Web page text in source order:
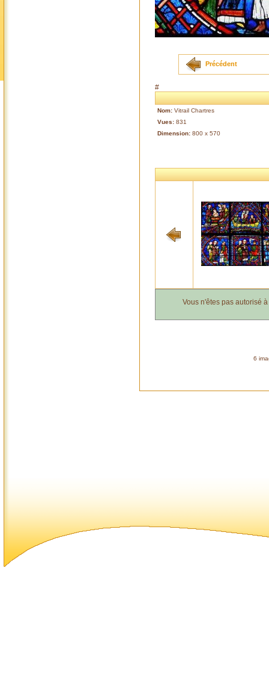
Précédent
#
Nom: Vitrail Chartres
Vues: 831
Dimension: 800 x 570
Vous n'êtes pas autorisé
6